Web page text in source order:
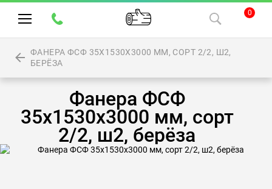
0
ФАНЕРА ФСФ 35Х1530Х3000 ММ, СОРТ 2/2, Ш2,
БЕРЁЗА
Фанера ФСФ
35х1530х3000 мм, сорт
2/2, ш2, берёза